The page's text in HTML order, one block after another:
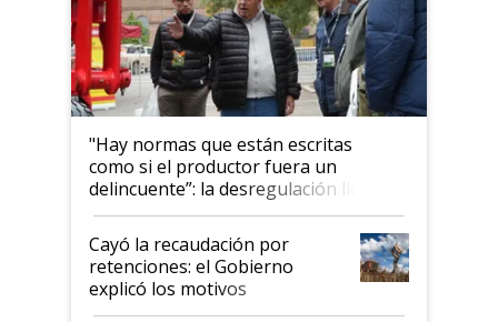
"Hay normas que están escritas
como si el productor fuera un
delincuente”: la desregulación llegó
al Congreso Aapresid y hasta se
habló del financiamiento al IPCVA
Cayó la recaudación por
retenciones: el Gobierno
explicó los motivos